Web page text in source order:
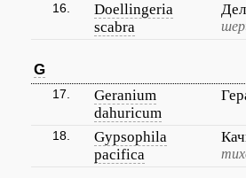
16.
Doellingeria
scabra
G
17.
Geranium
dahuricum
18.
Gypsophila
pacifica